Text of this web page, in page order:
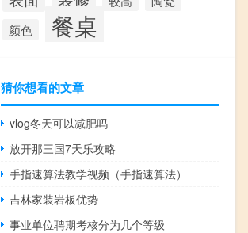
颜色
餐桌
猜你想看的文章
vlog冬天可以减肥吗
放开那三国7天乐攻略
手指速算法教学视频（手指速算法）
吉林家装岩板优势
事业单位聘期考核分为几个等级